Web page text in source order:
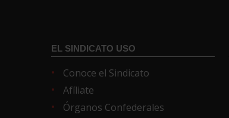
EL SINDICATO USO
Conoce el Sindicato
Afíliate
Órganos Confederales